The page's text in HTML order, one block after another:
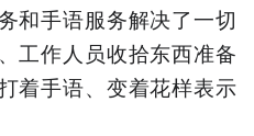
和手语服务解决了一切
工作人员收拾东西准备
着手语、变着花样表示